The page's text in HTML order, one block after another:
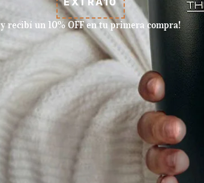
Aceptamos pagos con tarjeta
de crédito, débito, efectivo, y
dinero disponible en Mercado
Pago.
y recibí un 10% OFF en tu primera compra!